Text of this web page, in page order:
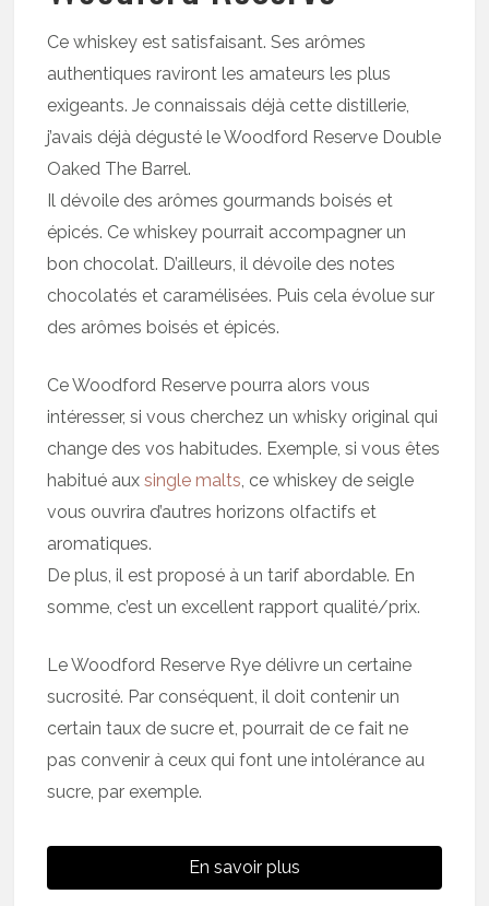
Ce whiskey est satisfaisant. Ses arômes
authentiques raviront les amateurs les plus
exigeants. Je connaissais déjà cette distillerie,
j’avais déjà dégusté le Woodford Reserve Double
Oaked The Barrel.
Il dévoile des arômes gourmands boisés et
épicés. Ce whiskey pourrait accompagner un
bon chocolat. D’ailleurs, il dévoile des notes
chocolatés et caramélisées. Puis cela évolue sur
des arômes boisés et épicés.
Ce Woodford Reserve pourra alors vous
intéresser, si vous cherchez un whisky original qui
change des vos habitudes. Exemple, si vous êtes
habitué auxsingle malts, ce whiskey de seigle
vous ouvrira d’autres horizons olfactifs et
aromatiques.
De plus, il est proposé à un tarif abordable. En
somme, c’est un excellent rapport qualité/prix.
Le Woodford Reserve Rye délivre un certaine
sucrosité. Par conséquent, il doit contenir un
certain taux de sucre et, pourrait de ce fait ne
pas convenir à ceux qui font une intolérance au
sucre, par exemple.
En savoir plus